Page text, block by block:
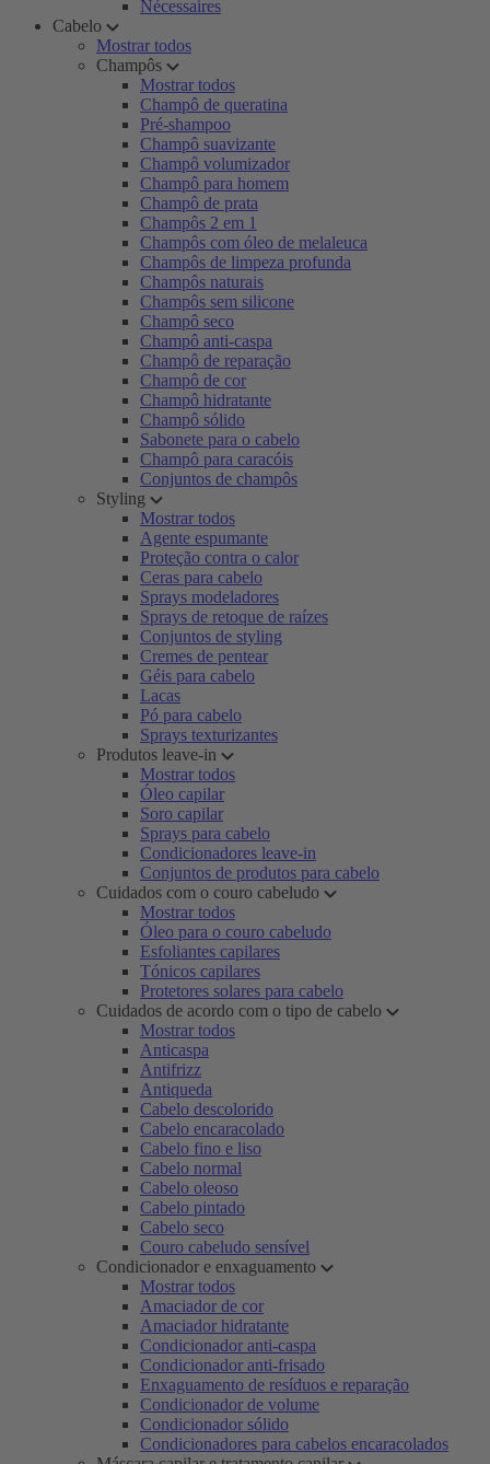
Nécessaires
Cabelo
Mostrar todos
Champôs
Mostrar todos
Champô de queratina
Pré-shampoo
Champô suavizante
Champô volumizador
Champô para homem
Champô de prata
Champôs 2 em 1
Champôs com óleo de melaleuca
Champôs de limpeza profunda
Champôs naturais
Champôs sem silicone
Champô seco
Champô anti-caspa
Champô de reparação
Champô de cor
Champô hidratante
Champô sólido
Sabonete para o cabelo
Champô para caracóis
Conjuntos de champôs
Styling
Mostrar todos
Agente espumante
Proteção contra o calor
Ceras para cabelo
Sprays modeladores
Sprays de retoque de raízes
Conjuntos de styling
Cremes de pentear
Géis para cabelo
Lacas
Pó para cabelo
Sprays texturizantes
Produtos leave-in
Mostrar todos
Óleo capilar
Soro capilar
Sprays para cabelo
Condicionadores leave-in
Conjuntos de produtos para cabelo
Cuidados com o couro cabeludo
Mostrar todos
Óleo para o couro cabeludo
Esfoliantes capilares
Tónicos capilares
Protetores solares para cabelo
Cuidados de acordo com o tipo de cabelo
Mostrar todos
Anticaspa
Antifrizz
Antiqueda
Cabelo descolorido
Cabelo encaracolado
Cabelo fino e liso
Cabelo normal
Cabelo oleoso
Cabelo pintado
Cabelo seco
Couro cabeludo sensível
Condicionador e enxaguamento
Mostrar todos
Amaciador de cor
Amaciador hidratante
Condicionador anti-caspa
Condicionador anti-frisado
Enxaguamento de resíduos e reparação
Condicionador de volume
Condicionador sólido
Condicionadores para cabelos encaracolados